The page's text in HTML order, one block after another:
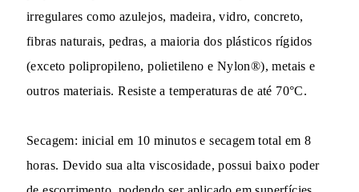
irregulares como azulejos, madeira, vidro, concreto,
fibras naturais, pedras, a maioria dos plásticos rígidos
(exceto polipropileno, polietileno e Nylon®), metais e
outros materiais. Resiste a temperaturas de até 70°C.
Secagem: inicial em 10 minutos e secagem total em 8
horas. Devido sua alta viscosidade, possui baixo poder